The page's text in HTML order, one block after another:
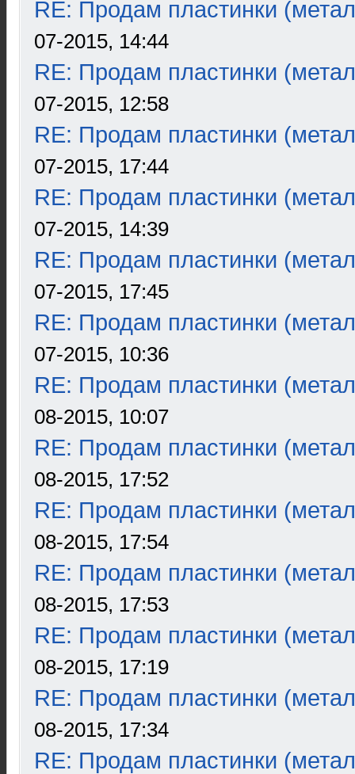
RE: Продам пластинки
07-2015, 14:44
RE: Продам пластинки
07-2015, 12:58
RE: Продам пластинки
07-2015, 17:44
RE: Продам пластинки
07-2015, 14:39
RE: Продам пластинки
07-2015, 17:45
RE: Продам пластинки
07-2015, 10:36
RE: Продам пластинки
08-2015, 10:07
RE: Продам пластинки
08-2015, 17:52
RE: Продам пластинки
08-2015, 17:54
RE: Продам пластинки
08-2015, 17:53
RE: Продам пластинки
08-2015, 17:19
RE: Продам пластинки
08-2015, 17:34
RE: Продам пластинки